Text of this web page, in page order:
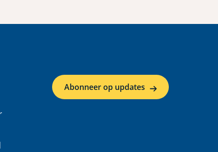
Abonneer op updates